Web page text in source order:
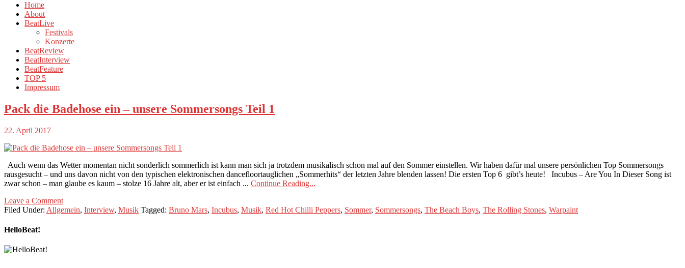
Home
About
BeatLive
Festivals
Konzerte
BeatReview
BeatInterview
BeatFeature
TOP 5
Impressum
Pack die Badehose ein – unsere Sommersongs Teil 1
22. April 2017
Auch wenn das Wetter momentan nicht sonderlich sommerlich ist kann man sich ja trotzdem musikalisch schon mal auf den Sommer einstellen. Wir haben dafür mal unsere persönlichen Top Sommersongs
rausgesucht – und uns davon nicht von den typischen elektronischen dancefloortauglichen „Sommerhits“ der letzten Jahre blenden lassen! Die ersten Top 6 gibt’s heute! Incubus – Are You In Dieser Song ist
zwar schon – man glaube es kaum – stolze 16 Jahre alt, aber er ist einfach ... Continue Reading...
Leave a Comment
Filed Under: Allgemein, Interview, Musik Tagged: Bruno Mars, Incubus, Musik, Red Hot Chilli Peppers, Sommer, Sommersongs, The Beach Boys, The Rolling Stones, Warpaint
HelloBeat!